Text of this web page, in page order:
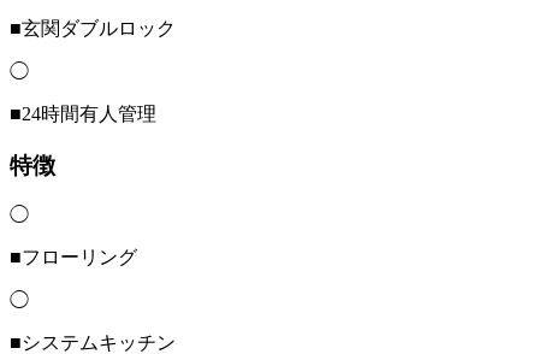
■玄関ダブルロック
◯
■24時間有人管理
特徴
◯
■フローリング
◯
■システムキッチン